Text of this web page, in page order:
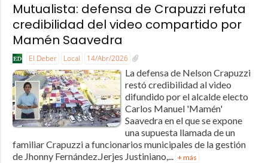
Mutualista: defensa de Crapuzzi refuta
credibilidad del video compartido por
Mamén Saavedra
El Deber Local 14/Abr/2026
La defensa de Nelson Crapuzzi
restó credibilidad al video
difundido por el alcalde electo
Carlos Manuel 'Mamén'
Saavedra en el que se expone
una supuesta llamada de un
familiar Crapuzzi a funcionarios municipales de la gestión
de Jhonny Fernández.Jerjes Justiniano,... + más